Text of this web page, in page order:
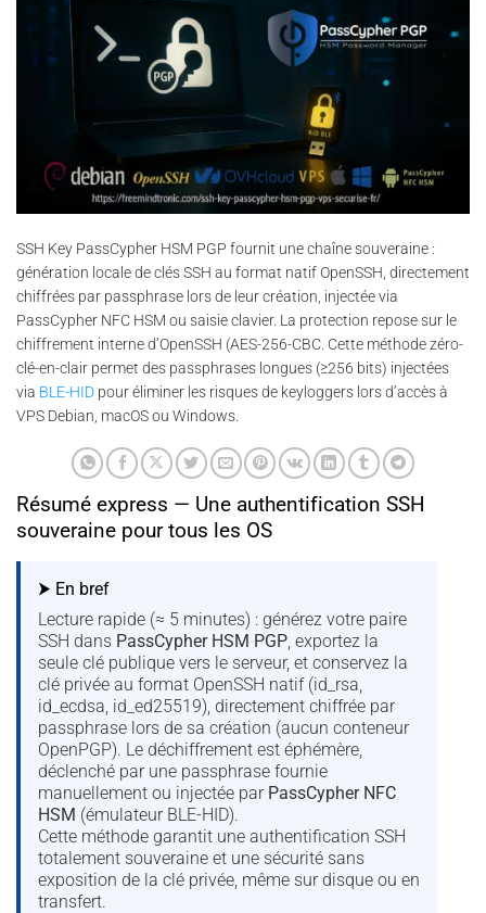
SSH Key PassCypher HSM PGP fournit une chaîne souveraine :
génération locale de clés SSH au format natif OpenSSH, directement
chiffrées par passphrase lors de leur création, injectée via
PassCypher NFC HSM ou saisie clavier. La protection repose sur le
chiffrement interne d’OpenSSH (AES-256-CBC. Cette méthode zéro-
clé-en-clair permet des passphrases longues (≥256 bits) injectées
via BLE-HID pour éliminer les risques de keyloggers lors d’accès à
VPS Debian, macOS ou Windows.
Résumé express — Une authentification SSH
souveraine pour tous les OS
⮞ En bref
Lecture rapide (≈ 5 minutes) : générez votre paire
SSH dans PassCypher HSM PGP, exportez la
seule clé publique vers le serveur, et conservez la
clé privée au format OpenSSH natif (id_rsa,
id_ecdsa, id_ed25519), directement chiffrée par
passphrase lors de sa création (aucun conteneur
OpenPGP). Le déchiffrement est éphémère,
déclenché par une passphrase fournie
manuellement ou injectée par PassCypher NFC
HSM (émulateur BLE-HID).
Cette méthode garantit une authentification SSH
totalement souveraine et une sécurité sans
exposition de la clé privée, même sur disque ou en
transfert.